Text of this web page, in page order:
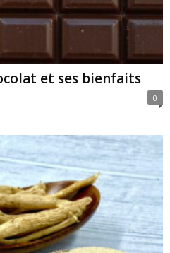
et ses bienfaits
0